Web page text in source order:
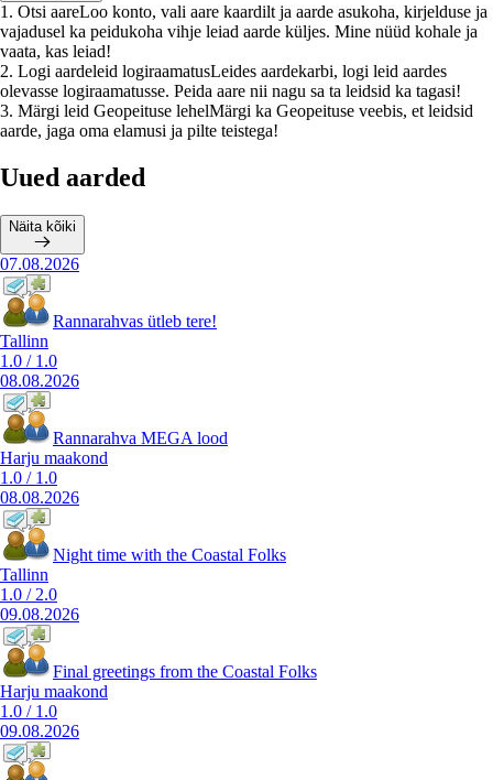
1 . Otsi aareLoo konto, vali aare kaardilt ja aarde asukoha, kirjelduse ja
vajadusel ka peidukoha vihje leiad aarde küljes. Mine nüüd kohale ja
vaata, kas leiad!
2. Logi aardeleid logiraamatusLeides aardekarbi, logi leid aardes
olevasse logiraamatusse. Peida aare nii nagu sa ta leidsid ka tagasi!
3. Märgi leid Geopeituse lehelMärgi ka Geopeituse veebis, et leidsid
aarde, jaga oma elamusi ja pilte teistega!
Uued aarded
Näita kõiki
07.08.2026
Rannarahvas ütleb tere!
Tallinn
1.0 / 1.0
08.08.2026
Rannarahva MEGA lood
Harju maakond
1.0 / 1.0
08.08.2026
Night time with the Coastal Folks
Tallinn
1.0 / 2.0
09.08.2026
Final greetings from the Coastal Folks
Harju maakond
1.0 / 1.0
09.08.2026